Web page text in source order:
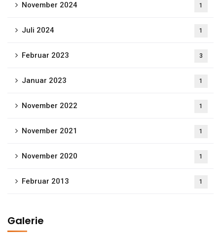
November 2024 1
Juli 2024 1
Februar 2023 3
Januar 2023 1
November 2022 1
November 2021 1
November 2020 1
Februar 2013 1
Galerie